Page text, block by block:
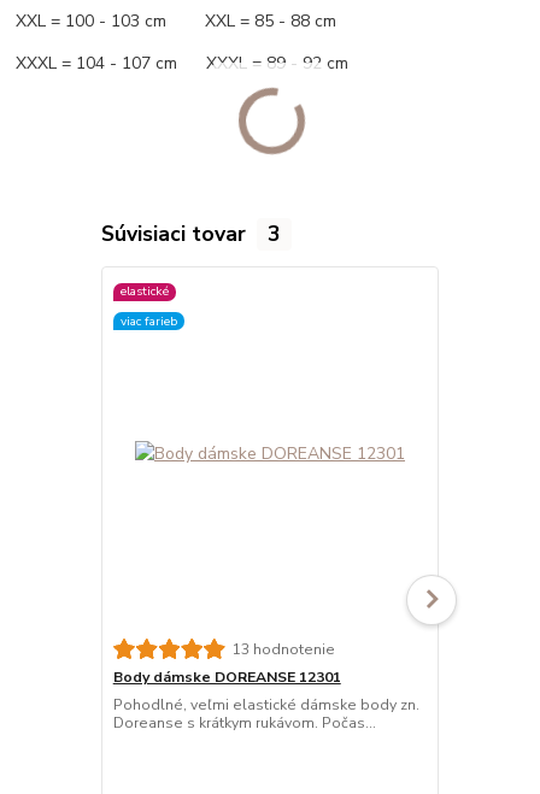
XXL = 100 - 103 cm XXL = 85 - 88 cm
XXXL = 104 - 107 cm XXXL = 89 - 92 cm
Súvisiaci tovar 3
elastické
viac farieb
13 hodnotenie
Body dámske DOREANSE 12301
Pohodlné, veľmi elastické dámske body zn.
Doreanse s krátkym rukávom. Počas...